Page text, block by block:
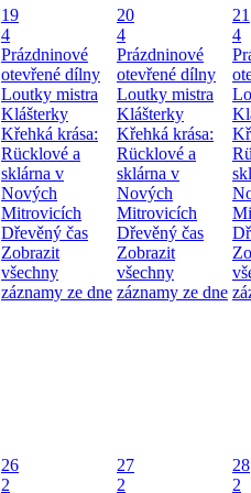
19
4
Prázdninové
otevřené dílny
Loutky mistra
Klášterky
Křehká krása:
Rücklové a
sklárna v
Nových
Mitrovicích
Dřevěný čas
Zobrazit
všechny
záznamy ze dne
20
4
Prázdninové
otevřené dílny
Loutky mistra
Klášterky
Křehká krása:
Rücklové a
sklárna v
Nových
Mitrovicích
Dřevěný čas
Zobrazit
všechny
záznamy ze dne
21
4
26
2
27
2
28
2